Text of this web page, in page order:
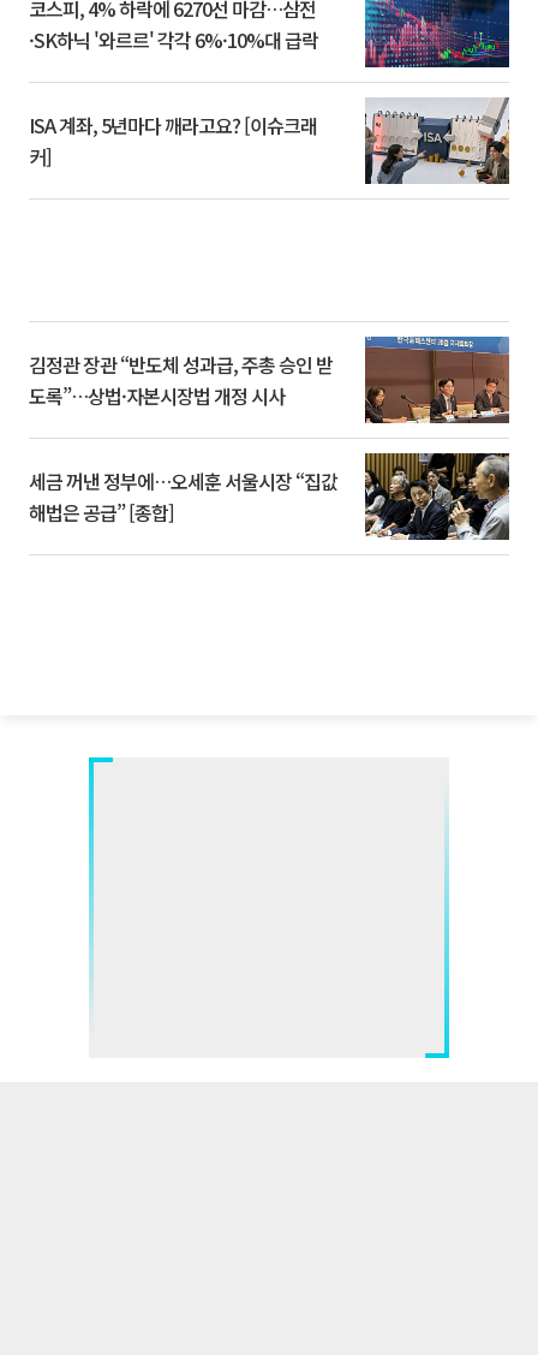
코스피, 4% 하락에 6270선 마감…삼전
·SK하닉 '와르르' 각각 6%·10%대 급락
ISA 계좌, 5년마다 깨라고요? [이슈크래
커]
김정관 장관 “반도체 성과급, 주총 승인 받
도록”…상법·자본시장법 개정 시사
세금 꺼낸 정부에…오세훈 서울시장 “집값
해법은 공급” [종합]